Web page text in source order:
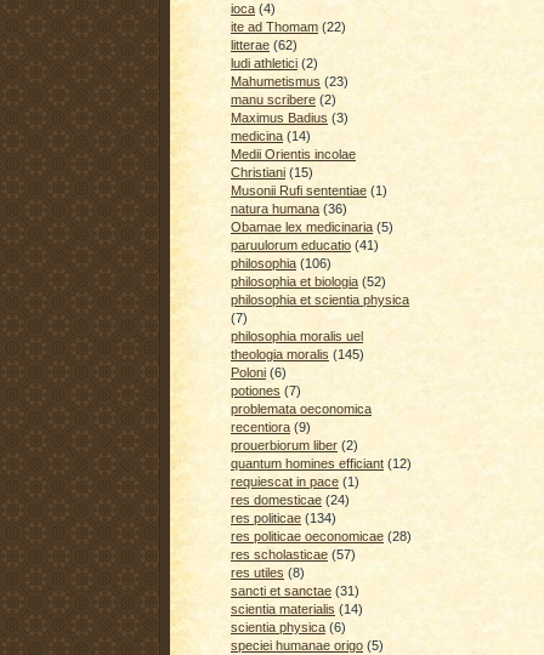
ioca (4)
ite ad Thomam (22)
litterae (62)
ludi athletici (2)
Mahumetismus (23)
manu scribere (2)
Maximus Badius (3)
medicina (14)
Medii Orientis incolae
Christiani (15)
Musonii Rufi sententiae (1)
natura humana (36)
Obamae lex medicinaria (5)
paruulorum educatio (41)
philosophia (106)
philosophia et biologia (52)
philosophia et scientia physica
(7)
philosophia moralis uel
theologia moralis (145)
Poloni (6)
potiones (7)
problemata oeconomica
recentiora (9)
prouerbiorum liber (2)
quantum homines efficiant (12)
requiescat in pace (1)
res domesticae (24)
res politicae (134)
res politicae oeconomicae (28)
res scholasticae (57)
res utiles (8)
sancti et sanctae (31)
scientia materialis (14)
scientia physica (6)
speciei humanae origo (5)